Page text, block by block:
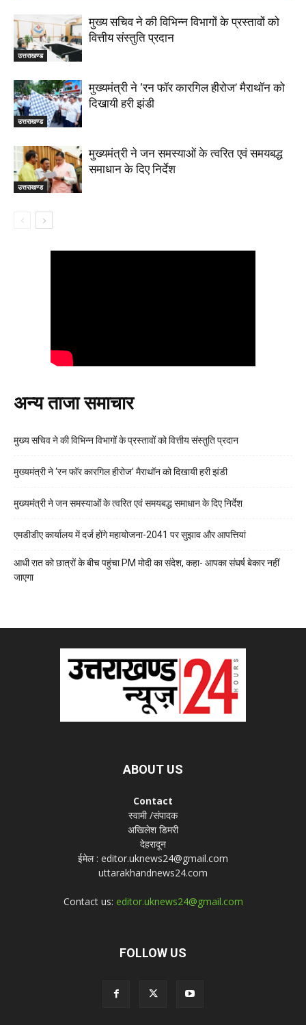
उत्तराखण्ड
मुख्य सचिव ने की विभिन्न विभागों के प्रस्तावों को
वित्तीय संस्तुति प्रदान
उत्तराखण्ड
मुख्यमंत्री ने ‘रन फॉर कारगिल हीरोज’ मैराथॉन को
दिखायी हरी झंडी
उत्तराखण्ड
मुख्यमंत्री ने जन समस्याओं के त्वरित एवं समयबद्ध
समाधान के दिए निर्देश
अन्य ताजा समाचार
मुख्य सचिव ने की विभिन्न विभागों के प्रस्तावों को वित्तीय संस्तुति प्रदान
मुख्यमंत्री ने ‘रन फॉर कारगिल हीरोज’ मैराथॉन को दिखायी हरी झंडी
मुख्यमंत्री ने जन समस्याओं के त्वरित एवं समयबद्ध समाधान के दिए निर्देश
एमडीडीए कार्यालय में दर्ज होंगे महायोजना-2041 पर सुझाव और आपत्तियां
आधी रात को छात्रों के बीच पहुंचा PM मोदी का संदेश, कहा- आपका संघर्ष बेकार नहीं
जाएगा
ABOUT US
Contact
स्वामी /संपादक
अखिलेश डिमरी
देहरादून
ईमेल : editor.uknews24@gmail.com
uttarakhandnews24.com
Contact us: editor.uknews24@gmail.com
FOLLOW US